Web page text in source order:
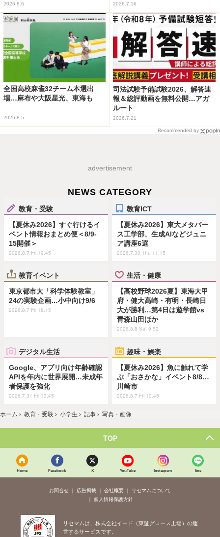
2026.8.6 2026.7.16
全国高校麻雀32チーム本選出
場…麻布や大阪星光、東海も
2026.8.5
司法試験予備試験2026、解答速
報＆総評動画を無料公開…アガ
ルート
2026.7.21
Recommended by
advertisement
NEWS CATEGORY
教育・受験
【夏休み2026】すぐ行けるイ
ベント情報おまとめ便＜8/9-
15開催＞
2026.8.7 Fri 19:45
教育ICT
【夏休み2026】東大メタバー
ス工学部、生成AIなどジュニ
ア講座6選
2026.7.30 Thu 11:15
教育イベント
東京都市大「科学体験教室」
24の実験企画…小中向け9/6
2026.8.7 Fri 18:15
生活・健康
【高校野球2026夏】東海大甲
府・健大高崎・有明・長崎日
大が勝利…第4日は遊学館vs
青森山田ほか
2026.8.8 Sat 9:52
デジタル生活
Google、アプリ向け年齢確認
APIを年内に世界展開…未成年
者保護を強化
2026.7.31 Fri 13:45
趣味・娯楽
【夏休み2026】魚に触れて学
ぶ「おさかな」イベント8/8…
川崎市
2026.8.7 Fri 10:45
ホーム › 教育・受験 › 小学生 › 記事 › 写真・画像
TOP
Home Facebook X YouTube Instagram line
お問合せ 広告掲載 会社概要
リセマムについて
個人情報保護方針
リセマムは、株式会社イード（東証グロース上場）の運
営するサービスです。